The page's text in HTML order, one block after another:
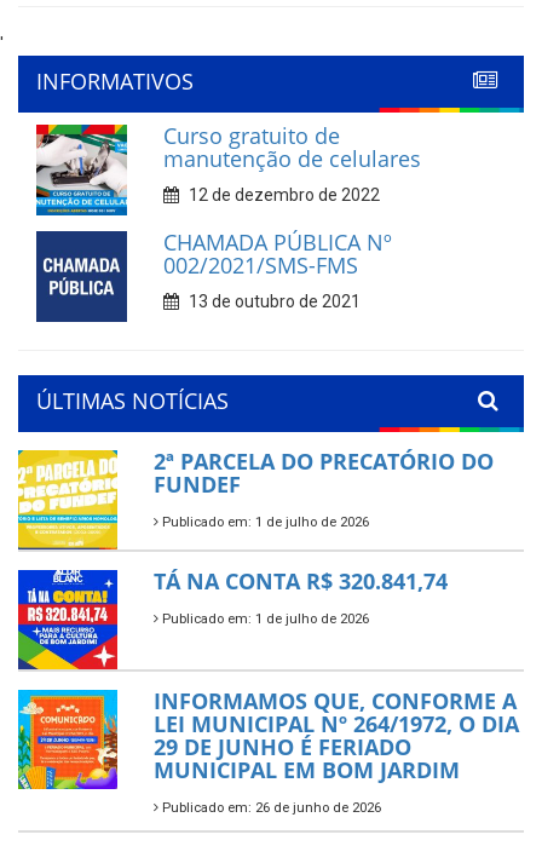
'
INFORMATIVOS
Curso gratuito de
manutenção de celulares
12 de dezembro de 2022
CHAMADA PÚBLICA Nº
002/2021/SMS-FMS
13 de outubro de 2021
ÚLTIMAS NOTÍCIAS
2ª PARCELA DO PRECATÓRIO DO
FUNDEF
Publicado em: 1 de julho de 2026
TÁ NA CONTA R$ 320.841,74
Publicado em: 1 de julho de 2026
INFORMAMOS QUE, CONFORME A
LEI MUNICIPAL Nº 264/1972, O DIA
29 DE JUNHO É FERIADO
MUNICIPAL EM BOM JARDIM
Publicado em: 26 de junho de 2026